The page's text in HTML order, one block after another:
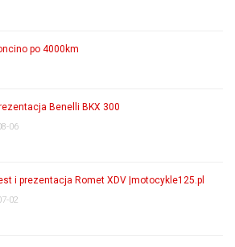
po 4000km
Benelli BKX 300
06
i prezentacja Romet XDV |motocykle125.pl
02